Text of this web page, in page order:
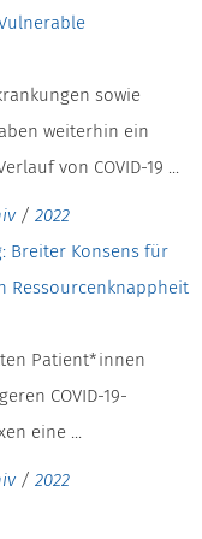
sowie
weiterhin ein
von COVID-19 ...
/ 2022
Breiter Konsens für
Ressourcenknappheit
Patient*innen
COVID-19-
eine ...
/ 2022